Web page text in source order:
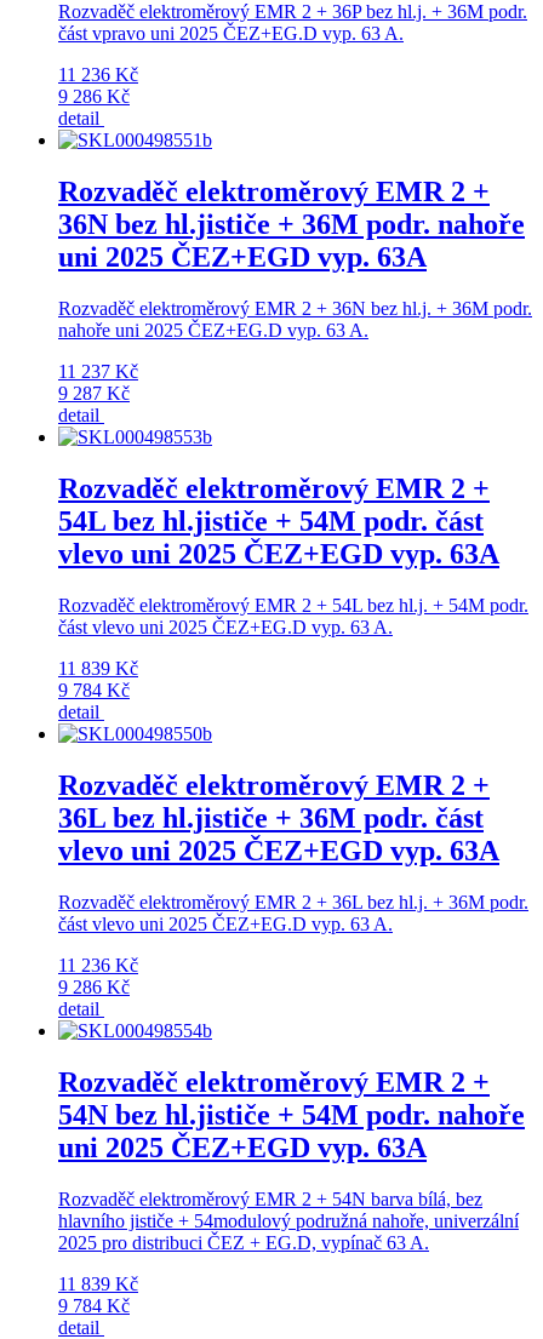
Rozvaděč elektroměrový EMR 2 + 36P bez hl.j. + 36M podr.
část vpravo uni 2025 ČEZ+EG.D vyp. 63 A.
11 236 Kč
9 286 Kč
detail
Rozvaděč elektroměrový EMR 2 +
36N bez hl.jističe + 36M podr. nahoře
uni 2025 ČEZ+EGD vyp. 63A
Rozvaděč elektroměrový EMR 2 + 36N bez hl.j. + 36M podr.
nahoře uni 2025 ČEZ+EG.D vyp. 63 A.
11 237 Kč
9 287 Kč
detail
Rozvaděč elektroměrový EMR 2 +
54L bez hl.jističe + 54M podr. část
vlevo uni 2025 ČEZ+EGD vyp. 63A
Rozvaděč elektroměrový EMR 2 + 54L bez hl.j. + 54M podr.
část vlevo uni 2025 ČEZ+EG.D vyp. 63 A.
11 839 Kč
9 784 Kč
detail
Rozvaděč elektroměrový EMR 2 +
36L bez hl.jističe + 36M podr. část
vlevo uni 2025 ČEZ+EGD vyp. 63A
Rozvaděč elektroměrový EMR 2 + 36L bez hl.j. + 36M podr.
část vlevo uni 2025 ČEZ+EG.D vyp. 63 A.
11 236 Kč
9 286 Kč
detail
Rozvaděč elektroměrový EMR 2 +
54N bez hl.jističe + 54M podr. nahoře
uni 2025 ČEZ+EGD vyp. 63A
Rozvaděč elektroměrový EMR 2 + 54N barva bílá, bez
hlavního jističe + 54modulový podružná nahoře, univerzální
2025 pro distribuci ČEZ + EG.D, vypínač 63 A.
11 839 Kč
9 784 Kč
detail